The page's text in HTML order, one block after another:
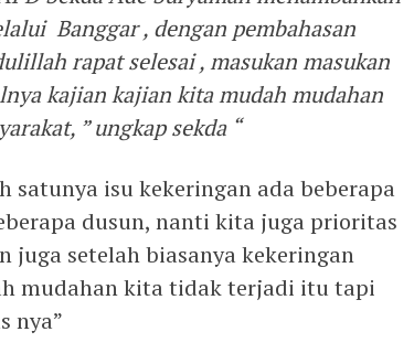
Banggar , dengan pembahasan
rapat selesai , masukan masukan
kajian kajian kita mudah mudahan
” ungkap sekda “
satunya isu kekeringan ada beberapa
dusun, nanti kita juga prioritas
setelah biasanya kekeringan
mudahan kita tidak terjadi itu tapi
nya”